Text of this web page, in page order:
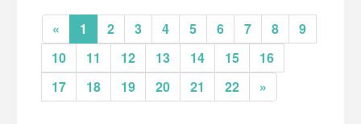
« 1 2 3 4 5 6 7 8
9
10
11 12 13 14 15
16
17
18 19 20 21 22 »